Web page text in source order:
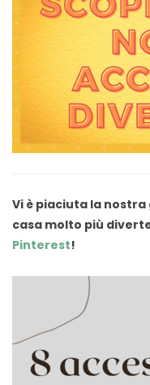
Vi è piaciuta la
casa molto più
Pinterest!